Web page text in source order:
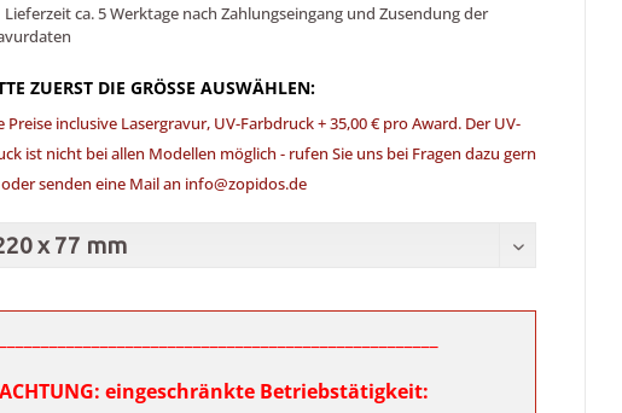
Lieferzeit ca. 5 Werktage nach Zahlungseingang und Zusendung der
ZUERST DIE GRÖSSE AUSWÄHLEN:
Preise inclusive Lasergravur, UV-Farbdruck + 35,00 € pro Award. Der UV-
ist nicht bei allen Modellen möglich - rufen Sie uns bei Fragen dazu gern
senden eine Mail an info@zopidos.de
ACHTUNG: eingeschränkte Betriebstätigkeit: